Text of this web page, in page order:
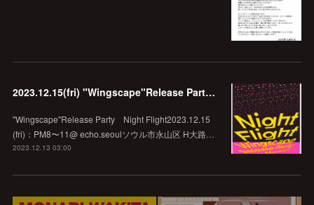
2023.12.15(fri) "Wingscape"Release Party Night Flight @echo.seoul
"Wingscape"Release Party Night Flight2023.12.15
(fri)：PM8〜11@ echo.seoulソウル市永山区 H大路…
2023.12.13 03:00